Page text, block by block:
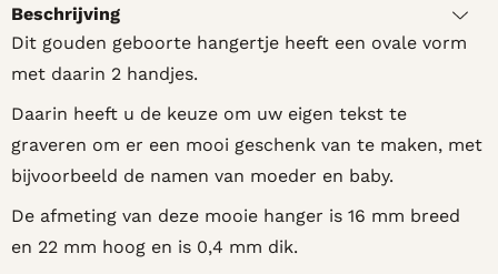
Beschrijving
Dit gouden geboorte hangertje heeft een ovale vorm
met daarin 2 handjes.
Daarin heeft u de keuze om uw eigen tekst te
graveren om er een mooi geschenk van te maken, met
bijvoorbeeld de namen van moeder en baby.
De afmeting van deze mooie hanger is 16 mm breed
en 22 mm hoog en is 0,4 mm dik.